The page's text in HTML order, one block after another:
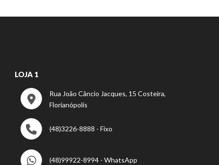
LOJA 1
Rua João Câncio Jacques, 15 Costeira,
Florianópolis
(48)3226-8888 - Fixo
(48)99922-8994 - WhatsApp